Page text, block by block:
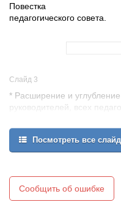
Повестка
педагогического совета.
Слайд 3
* Расширение и
руководителей, всех
* Поиск путей
совершенствования
Цель педагогического
совета:
Посмотреть все
Сообщить об ошибке